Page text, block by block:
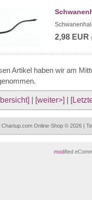
2,98 EUR
Artikel haben wir am
[weiter>]
Chartup.com Online-Shop © 2026 |
modified